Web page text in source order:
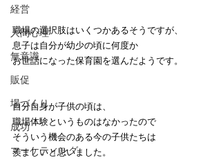
経営
人間心理
無意識
販促
場づくり
成功
マーケティング
職場の選択肢はいくつかあるそうですが、
息子は自分が幼少の頃に何度か
お世話になった保育園を選んだようです。
自分自身が子供の頃は、
職場体験というものはなかったので
そういう機会のある今の子供たちは
羨ましいと思いました。